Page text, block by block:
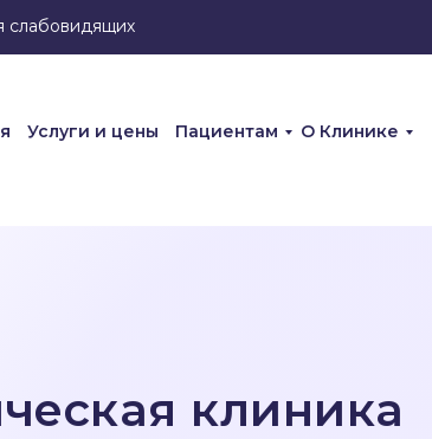
слабовидящих
Услуги и цены Пациентам О Клинике
Услуги и цены Пациентам О Клинике
клиника